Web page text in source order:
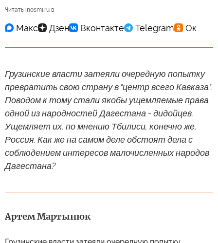
Читать inosmi.ru в
Грузинские власти затеяли очередную попытку
превратить свою страну в "центр всего Кавказа".
Поводом к тому стали якобы ущемляемые права
одной из народностей Дагестана - дидойцев.
Ущемляет их, по мнению Тбилиси, конечно же,
Россия. Как же на самом деле обстоят дела с
соблюдением интересов малочисленных народов
Дагестана?
Артем Мартынюк